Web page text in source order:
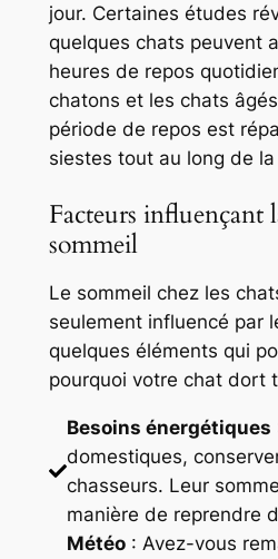
jour. Certaines études
quelques chats peuvent
heures de repos
chatons et les chats
période de repos est
siestes tout au long de
Facteurs influençant
sommeil
Le sommeil chez les
seulement influencé par
quelques éléments qui
pourquoi votre chat dort
Besoins énergétiques
domestiques,
chasseurs. Leur
manière de reprendre
Météo: Avez-vous